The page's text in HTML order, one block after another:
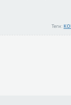
Теги: